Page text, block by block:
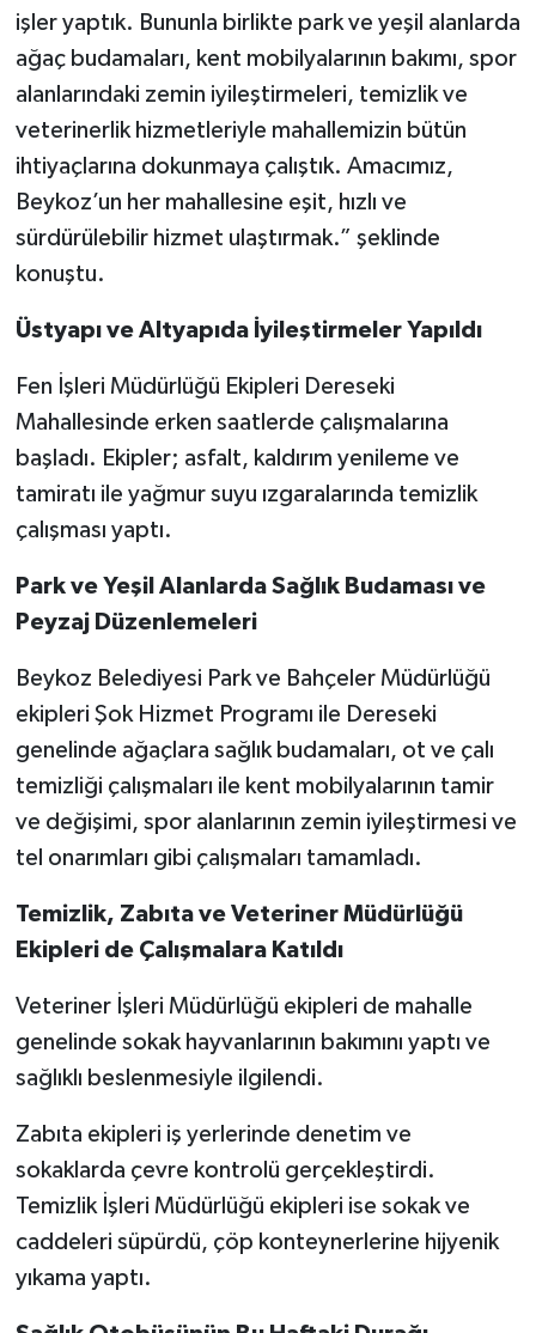
işler yaptık. Bununla birlikte park ve yeşil alanlarda
ağaç budamaları, kent mobilyalarının bakımı, spor
alanlarındaki zemin iyileştirmeleri, temizlik ve
veterinerlik hizmetleriyle mahallemizin bütün
ihtiyaçlarına dokunmaya çalıştık. Amacımız,
Beykoz’un her mahallesine eşit, hızlı ve
sürdürülebilir hizmet ulaştırmak.” şeklinde
konuştu.
Üstyapı ve Altyapıda İyileştirmeler Yapıldı
Fen İşleri Müdürlüğü Ekipleri Dereseki
Mahallesinde erken saatlerde çalışmalarına
başladı. Ekipler; asfalt, kaldırım yenileme ve
tamiratı ile yağmur suyu ızgaralarında temizlik
çalışması yaptı.
Park ve Yeşil Alanlarda Sağlık Budaması ve
Peyzaj Düzenlemeleri
Beykoz Belediyesi Park ve Bahçeler Müdürlüğü
ekipleri Şok Hizmet Programı ile Dereseki
genelinde ağaçlara sağlık budamaları, ot ve çalı
temizliği çalışmaları ile kent mobilyalarının tamir
ve değişimi, spor alanlarının zemin iyileştirmesi ve
tel onarımları gibi çalışmaları tamamladı.
Temizlik, Zabıta ve Veteriner Müdürlüğü
Ekipleri de Çalışmalara Katıldı
Veteriner İşleri Müdürlüğü ekipleri de mahalle
genelinde sokak hayvanlarının bakımını yaptı ve
sağlıklı beslenmesiyle ilgilendi.
Zabıta ekipleri iş yerlerinde denetim ve
sokaklarda çevre kontrolü gerçekleştirdi.
Temizlik İşleri Müdürlüğü ekipleri ise sokak ve
caddeleri süpürdü, çöp konteynerlerine hijyenik
yıkama yaptı.